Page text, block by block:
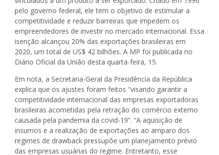
pelo governo federal, ele tem o objetivo de estimular a
competitividade e reduzir barreiras que impedem os
empreendedores de investir no mercado internacional. Essa
isenção alcançou 20% das exportações brasileiras em
2020, um total de US$ 42 bilhões. A MP foi publicada no
Diário Oficial da União desta quarta-feira, 15.
Em nota, a Secretaria-Geral da Presidência da República
explica que os ajustes foram feitos “visando garantir a
competitividade internacional das empresas exportadoras
brasileiras acometidas pela retração do comércio externo
causada pela pandemia da covid-19”. “A aquisição de
insumos e a realização de exportações ao amparo dos
regimes de drawback pressupõe um planejamento prévio
das empresas usuárias do regime. Entretanto, esse